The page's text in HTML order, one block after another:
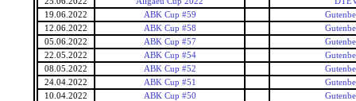
19.06.2022
ABK Cup #59
12.06.2022
ABK Cup #58
05.06.2022
ABK Cup #57
22.05.2022
ABK Cup #54
08.05.2022
ABK Cup #52
24.04.2022
ABK Cup #51
10.04.2022
ABK Cup #50